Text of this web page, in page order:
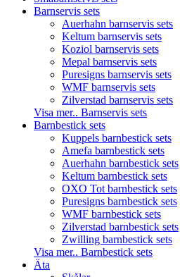
Barnservis sets
Auerhahn barnservis sets
Keltum barnservis sets
Koziol barnservis sets
Mepal barnservis sets
Puresigns barnservis sets
WMF barnservis sets
Zilverstad barnservis sets
Visa mer.. Barnservis sets
Barnbestick sets
Kuppels barnbestick sets
Amefa barnbestick sets
Auerhahn barnbestick sets
Keltum barnbestick sets
OXO Tot barnbestick sets
Puresigns barnbestick sets
WMF barnbestick sets
Zilverstad barnbestick sets
Zwilling barnbestick sets
Visa mer.. Barnbestick sets
Äta